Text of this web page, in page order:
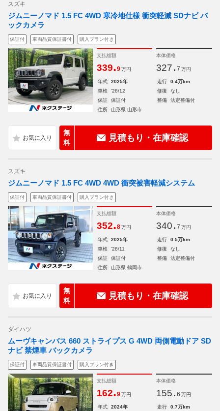
スズキ
ジムニーノマド 1.5 FC 4WD 寒冷地仕様 衝突軽減 SDナビ バ
ックカメラ
保証付 車両品質保証書付 購入プラン付き
支払総額
339.9 万円
本体価格
327. 7 万円
年式 2025年 走行
0.4万km
車検
'28/12 修復
なし
保証
保証付 整備
法定整備付
住所
山形県 山形市
無
料
見積もり・在庫確認
スズキ
ジムニーノマド 1.5 FC 4WD 4WD 衝突被害軽減システム
保証付 車両品質保証書付 購入プラン付き
支払総額
352.8 万円
本体価格
340. 7 万円
年式 2025年 走行
0.5万km
車検
'28/11 修復
なし
保証
保証付 整備
法定整備付
住所
山形県 鶴岡市
無
料
見積もり・在庫確認
ダイハツ
ムーヴキャンバス 660 ストライプス G 4WD 両側電動ドア SD
ナビ 禁煙車 バックカメラ
保証付 車両品質保証書付 購入プラン付き
支払総額
162.9 万円
本体価格
155. 6 万円
年式 2024年 走行
0.7万km